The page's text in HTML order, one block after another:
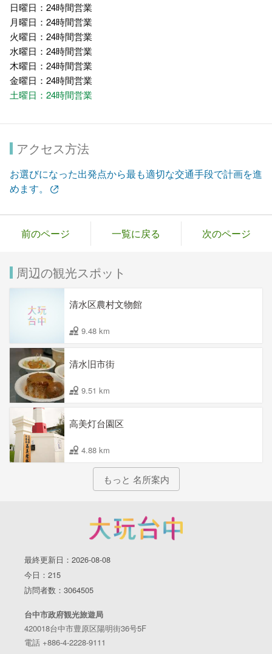
日曜日：24時間営業
月曜日：24時間営業
火曜日：24時間営業
水曜日：24時間営業
木曜日：24時間営業
金曜日：24時間営業
土曜日：24時間営業
アクセス方法
お選びになった出発点から最も適切な交通手段で計画を進
めます。
前のページ 一覧に戻る 次のページ
周辺の観光スポット
清水区農村文物館
9.48 km
清水旧市街
9.51 km
高美灯台園区
4.88 km
もっと 名所案内
最終更新日：2026-08-08
今日：215
訪問者数：3064505
台中市政府観光旅遊局
420018台中市豊原区陽明街36号5F
電話 +886-4-2228-9111